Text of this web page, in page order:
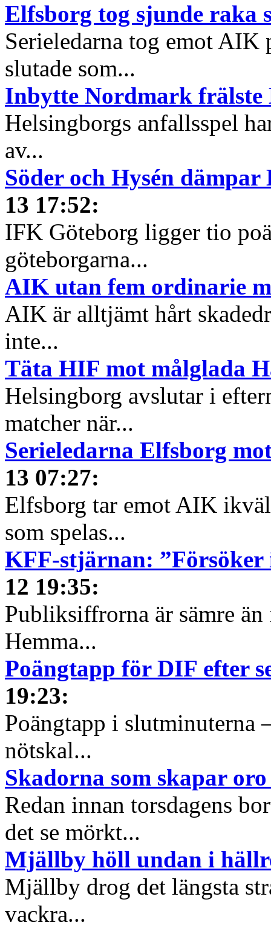
Elfsborg tog sjunde raka
Serieledarna tog emot AIK
slutade som...
Inbytte Nordmark frälste
Helsingborgs anfallsspel
av...
Söder och Hysén
13 17:52:
IFK Göteborg ligger tio
göteborgarna...
AIK utan fem ordinarie
AIK är alltjämt hårt
inte...
Täta HIF mot målglada
Helsingborg avslutar i
matcher när...
Serieledarna Elfsborg
13 07:27:
Elfsborg tar emot AIK
som spelas...
KFF-stjärnan: ”Försöker
12 19:35:
Publiksiffrorna är sämre
Hemma...
Poängtapp för DIF efter
19:23:
Poängtapp i slutminuterna
nötskal...
Skadorna som skapar
Redan innan torsdagens
det se mörkt...
Mjällby höll undan i
Mjällby drog det längsta
vackra...